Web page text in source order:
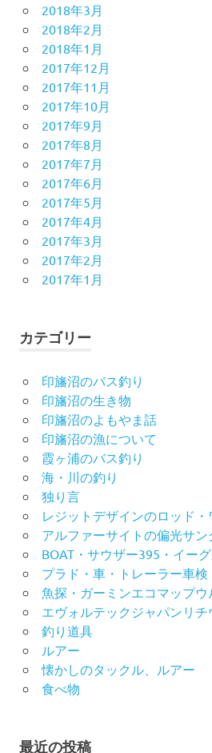
2018年3月
2018年2月
2018年1月
2017年12月
2017年11月
2017年10月
2017年9月
2017年8月
2017年7月
2017年6月
2017年5月
2017年4月
2017年3月
2017年2月
2017年1月
カテゴリー
印旛沼のバス釣り
印旛沼の生き物
印旛沼のよもやま話
印旛沼の漁について
霞ヶ浦のバス釣り
海・川の釣り
独り言
レジットデザインのロッド
アルファーサイトの偏光サン
BOAT・サウザー395・イー
プラド・車・トレーラー車検
魚探・ガーミンエコマップウ
エヴォルテックジャパンリ
釣り道具
ルアー
懐かしのタックル、ルアー
食べ物
最近の投稿